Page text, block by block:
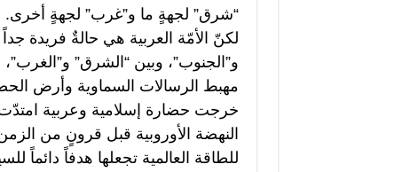
“شرق” لجهةٍ ما و”غرب” لجهةٍ أخرى.
لكنّ الأمّة العربية هي حالةٌ فريدة
و”الجنوب”، وبين “الشرق”
مهبط الرسالات السماوية وأرض
خرجت حضارة إسلامية وعربية
النهضة الأوروبية قبل قرونٍ من
للطاقة العالمية تجعلها هدفاً دائماً